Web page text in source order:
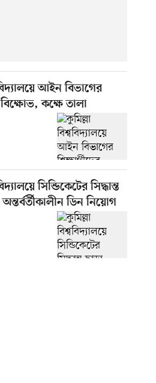
আইন বিভাগের
বিক্ষোভ, কক্ষে তালা
সিন্ডিকেটের সিদ্ধান্ত
ডিন নিয়োগ